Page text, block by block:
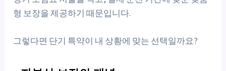
형 보장을 제공하기 때문입니다.
그렇다면 단기 특약이 내 상황에 맞는 선택일까요?